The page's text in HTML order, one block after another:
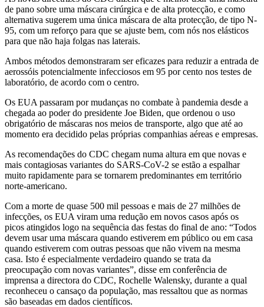
de pano sobre uma máscara cirúrgica e de alta protecção, e como
alternativa sugerem uma única máscara de alta protecção, de tipo N-
95, com um reforço para que se ajuste bem, com nós nos elásticos
para que não haja folgas nas laterais.
Ambos métodos demonstraram ser eficazes para reduzir a entrada de
aerossóis potencialmente infecciosos em 95 por cento nos testes de
laboratório, de acordo com o centro.
Os EUA passaram por mudanças no combate à pandemia desde a
chegada ao poder do presidente Joe Biden, que ordenou o uso
obrigatório de máscaras nos meios de transporte, algo que até ao
momento era decidido pelas próprias companhias aéreas e empresas.
As recomendações do CDC chegam numa altura em que novas e
mais contagiosas variantes do SARS-CoV-2 se estão a espalhar
muito rapidamente para se tornarem predominantes em território
norte-americano.
Com a morte de quase 500 mil pessoas e mais de 27 milhões de
infecções, os EUA viram uma redução em novos casos após os
picos atingidos logo na sequência das festas do final de ano: “Todos
devem usar uma máscara quando estiverem em público ou em casa
quando estiverem com outras pessoas que não vivem na mesma
casa. Isto é especialmente verdadeiro quando se trata da
preocupação com novas variantes”, disse em conferência de
imprensa a directora do CDC, Rochelle Walensky, durante a qual
reconheceu o cansaço da população, mas ressaltou que as normas
são baseadas em dados científicos.